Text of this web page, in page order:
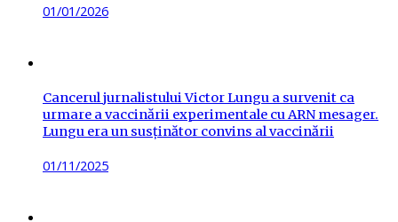
Posted
01/01/2026
Cancerul jurnalistului Victor Lungu a survenit ca
urmare a vaccinării experimentale cu ARN mesager.
Lungu era un susținător convins al vaccinării
Posted
01/11/2025